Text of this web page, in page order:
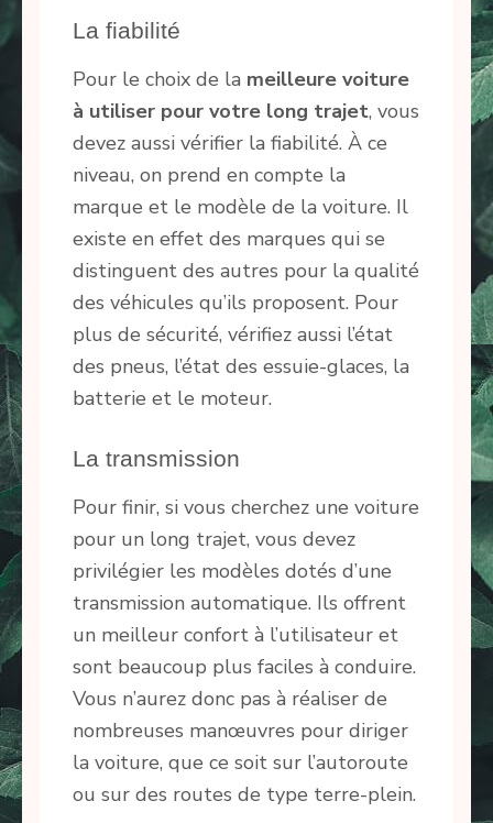
La fiabilité
Pour le choix de la meilleure voiture
à utiliser pour votre long trajet, vous
devez aussi vérifier la fiabilité. À ce
niveau, on prend en compte la
marque et le modèle de la voiture. Il
existe en effet des marques qui se
distinguent des autres pour la qualité
des véhicules qu’ils proposent. Pour
plus de sécurité, vérifiez aussi l’état
des pneus, l’état des essuie-glaces, la
batterie et le moteur.
La transmission
Pour finir, si vous cherchez une voiture
pour un long trajet, vous devez
privilégier les modèles dotés d’une
transmission automatique. Ils offrent
un meilleur confort à l’utilisateur et
sont beaucoup plus faciles à conduire.
Vous n’aurez donc pas à réaliser de
nombreuses manœuvres pour diriger
la voiture, que ce soit sur l’autoroute
ou sur des routes de type terre-plein.